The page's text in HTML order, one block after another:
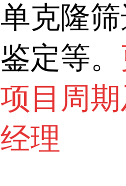
单克隆
鉴定等。
项目周
经理